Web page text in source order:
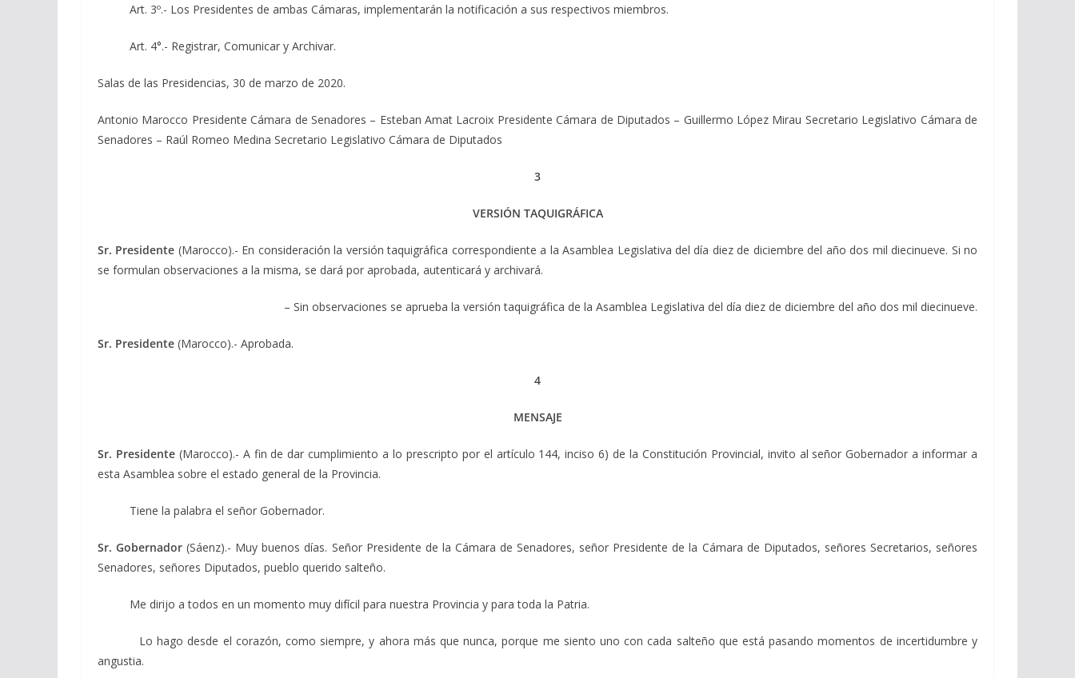
Art. 3º.- Los Presidentes de ambas Cámaras, implementarán la notificación a sus respectivos miembros.
Art. 4°.- Registrar, Comunicar y Archivar.
Salas de las Presidencias, 30 de marzo de 2020.
Antonio Marocco Presidente Cámara de Senadores – Esteban Amat Lacroix Presidente Cámara de Diputados – Guillermo López Mirau Secretario Legislativo Cámara de
Senadores – Raúl Romeo Medina Secretario Legislativo Cámara de Diputados
3
VERSIÓN TAQUIGRÁFICA
Sr. Presidente (Marocco).- En consideración la versión taquigráfica correspondiente a la Asamblea Legislativa del día diez de diciembre del año dos mil diecinueve. Si no
se formulan observaciones a la misma, se dará por aprobada, autenticará y archivará.
– Sin observaciones se aprueba la versión taquigráfica de la Asamblea Legislativa del día diez de diciembre del año dos mil diecinueve.
Sr. Presidente (Marocco).- Aprobada.
4
MENSAJE
Sr. Presidente (Marocco).- A fin de dar cumplimiento a lo prescripto por el artículo 144, inciso 6) de la Constitución Provincial, invito al señor Gobernador a informar a
esta Asamblea sobre el estado general de la Provincia.
Tiene la palabra el señor Gobernador.
Sr. Gobernador(Sáenz).- Muy buenos días. Señor Presidente de la Cámara de Senadores, señor Presidente de la Cámara de Diputados, señores Secretarios, señores
Senadores, señores Diputados, pueblo querido salteño.
Me dirijo a todos en un momento muy difícil para nuestra Provincia y para toda la Patria.
Lo hago desde el corazón, como siempre, y ahora más que nunca, porque me siento uno con cada salteño que está pasando momentos de incertidumbre y
angustia.